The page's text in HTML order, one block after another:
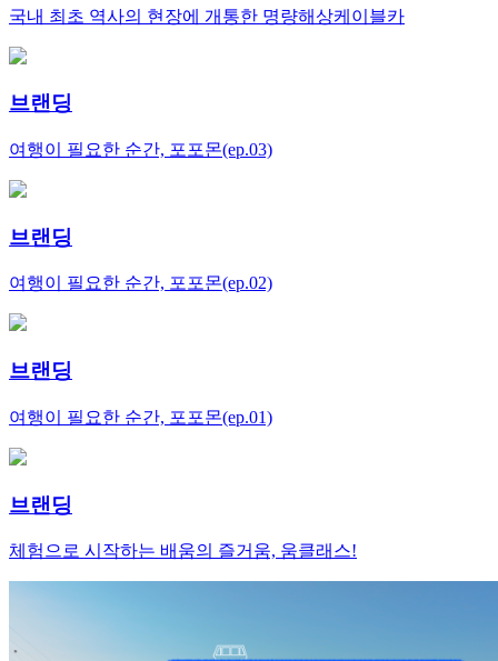
국내 최초 역사의 현장에 개통한 명량해상케이블카
브랜딩
여행이 필요한 순간, 포포몬(ep.03)
브랜딩
여행이 필요한 순간, 포포몬(ep.02)
브랜딩
여행이 필요한 순간, 포포몬(ep.01)
브랜딩
체험으로 시작하는 배움의 즐거움, 움클래스!